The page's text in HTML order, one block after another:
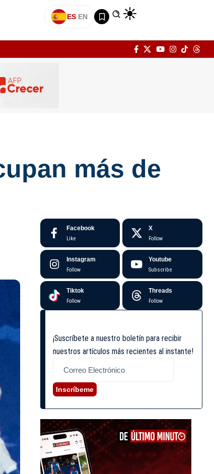
ES|EN
más de
Facebook
Like
X
Follow
Instagram
Follow
Youtube
Subscribe
Tiktok
Follow
Threads
Follow
¡Suscríbete a nuestro boletín para recibir
nuestros artículos más recientes al instante!
Inscríbeme